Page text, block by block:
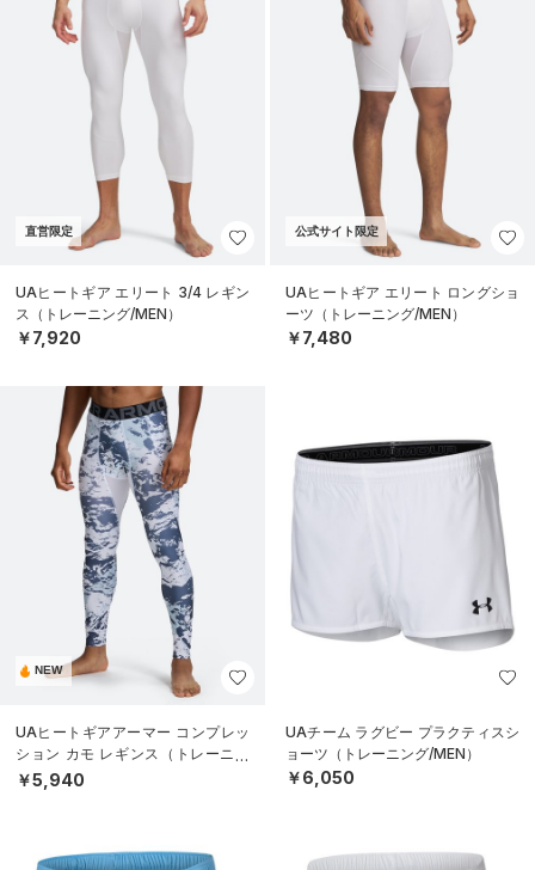
直営限定
UAヒートギア エリート 3/4 レギン
ス（トレーニング/MEN）
￥7,920
公式サイト限定
UAヒートギア エリート ロングショ
ーツ（トレーニング/MEN）
￥7,480
NEW
UAヒートギアアーマー コンプレッ
ション カモ レギンス（トレーニン
グ/MEN）
￥5,940
UAチーム ラグビー プラクティスシ
ョーツ（トレーニング/MEN）
￥6,050